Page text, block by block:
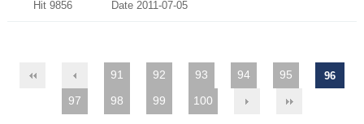
Hit 9856
Date 2011-07-05
91 92 93 94 95 96
97 98 99 100